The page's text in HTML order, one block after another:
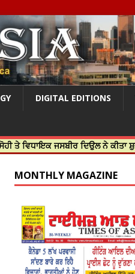
DIGITAL EDITIONS
ਦਿਉਲ ਨੇ ਕੀਤਾ ਸ਼ੁਭ ਉਦਘਾਟਨ
MONTHLY MAGAZINE